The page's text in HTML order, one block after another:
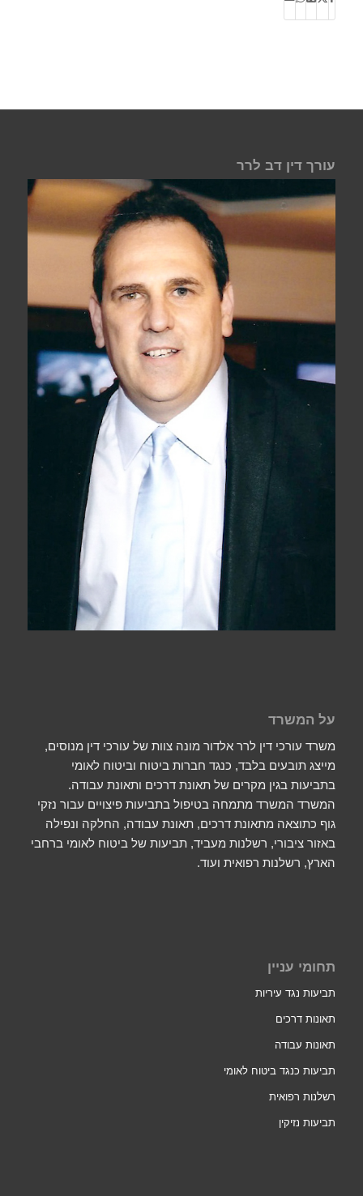
עורך דין דב לרר
על המשרד
משרד עורכי דין לרר אלדור מונה צוות של עורכי דין מנוסים,
מייצג תובעים בלבד, כנגד חברות ביטוח וביטוח לאומי
בתביעות בגין מקרים של תאונת דרכים ותאונת עבודה.
המשרד המשרד מתמחה בטיפול בתביעות פיצויים עבור נזקי
גוף כתוצאה מתאונת דרכים, תאונת עבודה, החלקה ונפילה
באזור ציבורי, רשלנות מעביד, תביעות של ביטוח לאומי ברחבי
הארץ, רשלנות רפואית ועוד.
תחומי עניין
תביעות נגד עיריות
תאונות דרכים
תאונות עבודה
תביעות כנגד ביטוח לאומי
רשלנות רפואית
תביעות נזיקין